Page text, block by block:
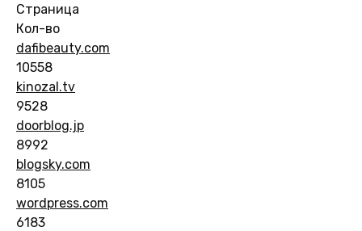
Страница
Кол-во
dafibeauty.com
10558
kinozal.tv
9528
doorblog.jp
8992
blogsky.com
8105
wordpress.com
6183